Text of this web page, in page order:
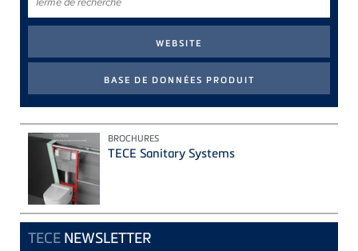
de
recherche
BROCHURES
TECE Sanitary Systems
TECE NEWSLETTER